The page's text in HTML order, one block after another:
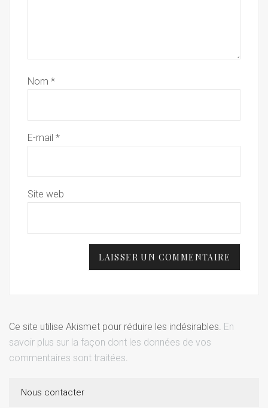
Nom *
E-mail *
Site web
Ce site utilise Akismet pour réduire les indésirables. En
savoir plus sur la façon dont les données de vos
commentaires sont traitées.
Nous contacter